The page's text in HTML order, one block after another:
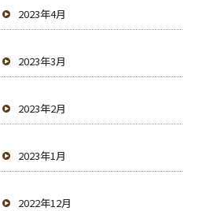
2023年4月
2023年3月
2023年2月
2023年1月
2022年12月